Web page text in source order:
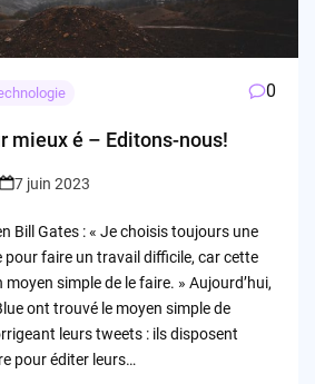
0
mieux é – Editons-nous!
7 juin 2023
Bill Gates : « Je choisis toujours une
pour faire un travail difficile, car cette
simple de le faire. » Aujourd’hui,
ont trouvé le moyen simple de
leurs tweets : ils disposent
pour éditer leurs…